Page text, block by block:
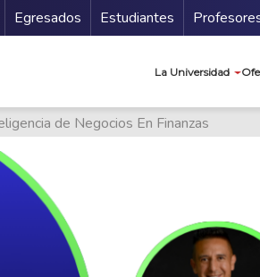
Secundario
Egresados Estudiantes
La Universidad
de Negocios En Finanzas